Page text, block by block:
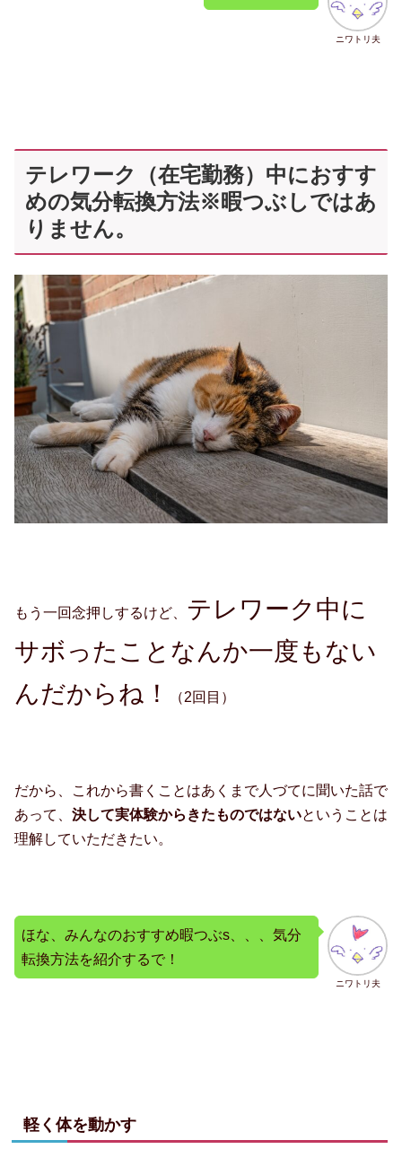
ニワトリ夫
テレワーク（在宅勤務）中におすす
めの気分転換方法※暇つぶしではあ
りません。
もう一回念押しするけど、
テレワーク中に
サボったことなんか一度もない
んだからね！
（2回目）
だから、これから書くことはあくまで人づてに聞いた話で
あって、 決して実体験からきたものではないということは
理解していただきたい。
ニワトリ夫
ほな、みんなのおすすめ暇つぶs、、、気分
転換方法を紹介するで！
軽く体を動かす